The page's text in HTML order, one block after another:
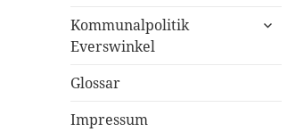
Kommunalpolitik
Everswinkel
Glossar
Impressum